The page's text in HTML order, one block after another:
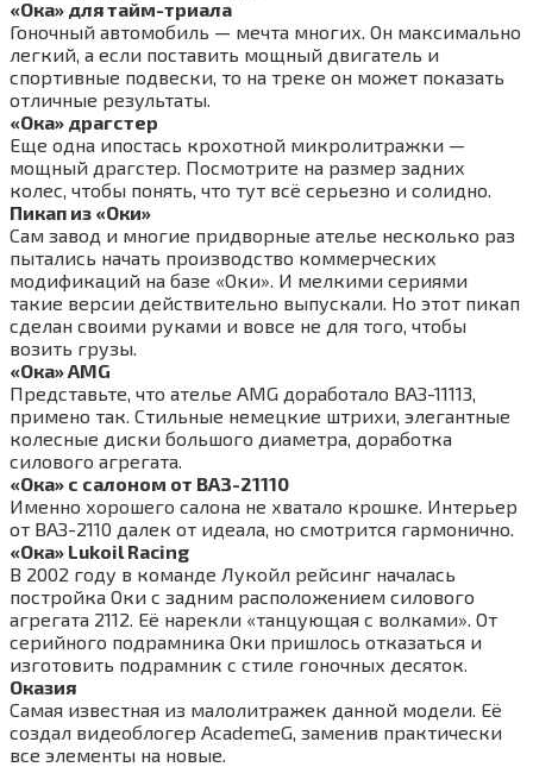
«Ока» для тайм-триала
Гоночный автомобиль — мечта многих. Он максимально
легкий, а если поставить мощный двигатель и
спортивные подвески, то на треке он может показать
отличные результаты.
«Ока» драгстер
Еще одна ипостась крохотной микролитражки —
мощный драгстер. Посмотрите на размер задних
колес, чтобы понять, что тут всё серьезно и солидно.
Пикап из «Оки»
Сам завод и многие придворные ателье несколько раз
пытались начать производство коммерческих
модификаций на базе «Оки». И мелкими сериями
такие версии действительно выпускали. Но этот пикап
сделан своими руками и вовсе не для того, чтобы
возить грузы.
«Ока» AMG
Представьте, что ателье AMG доработало ВАЗ-11113,
примено так. Стильные немецкие штрихи, элегантные
колесные диски большого диаметра, доработка
силового агрегата.
«Ока» с салоном от ВАЗ-21110
Именно хорошего салона не хватало крошке. Интерьер
от ВАЗ-2110 далек от идеала, но смотрится гармонично.
«Ока» Lukoil Racing
В 2002 году в команде Лукойл рейсинг началась
постройка Оки с задним расположением силового
агрегата 2112. Её нарекли «танцующая с волками». От
серийного подрамника Оки пришлось отказаться и
изготовить подрамник с стиле гоночных десяток.
Оказия
Самая известная из малолитражек данной модели. Её
создал видеоблогер AcademeG, заменив практически
все элементы на новые.